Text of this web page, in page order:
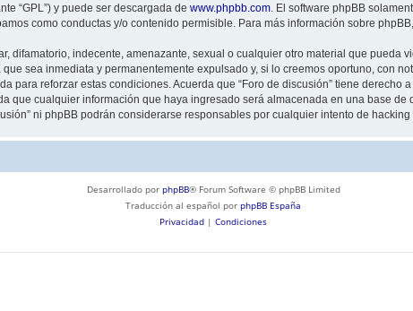
“GPL”) y puede ser descargada de www.phpbb.com. El software phpBB
como conductas y/o contenido permisible. Para más información sobre
difamatorio, indecente, amenazante, sexual o cualquier otro material que pueda
sea inmediata y permanentemente expulsado y, si lo creemos oportuno, con
para reforzar estas condiciones. Acuerda que “Foro de discusión” tiene derecho
que cualquier información que haya ingresado será almacenada en una base
ni phpBB podrán considerarse responsables por cualquier intento de
Desarrollado por phpBB® Forum Software © phpBB Limited
Traducción al español por phpBB España
Privacidad | Condiciones